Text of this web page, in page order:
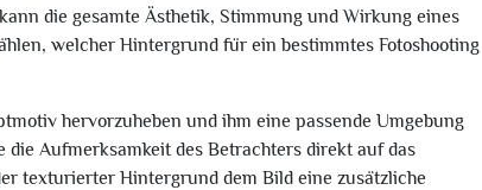
die gesamte Ästhetik, Stimmung und Wirkung eines
welcher Hintergrund für ein bestimmtes Fotoshooting
hervorzuheben und ihm eine passende Umgebung
Aufmerksamkeit des Betrachters direkt auf das
texturierter Hintergrund dem Bild eine zusätzliche